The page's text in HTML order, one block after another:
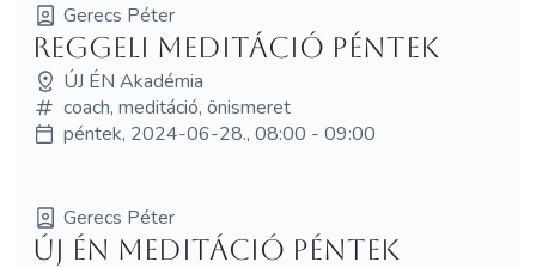
Gerecs Péter
Reggeli Meditáció Péntek
ÚJ ÉN Akadémia
coach, meditáció, önismeret
péntek, 2024-06-28., 08:00 - 09:00
Gerecs Péter
Új Én Meditáció Péntek